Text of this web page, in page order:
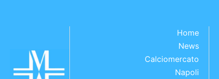
Home
News
Calciomercato
Napoli